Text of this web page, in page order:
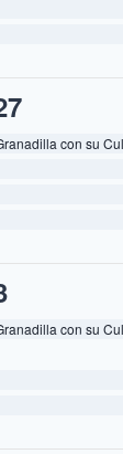
con su
con su